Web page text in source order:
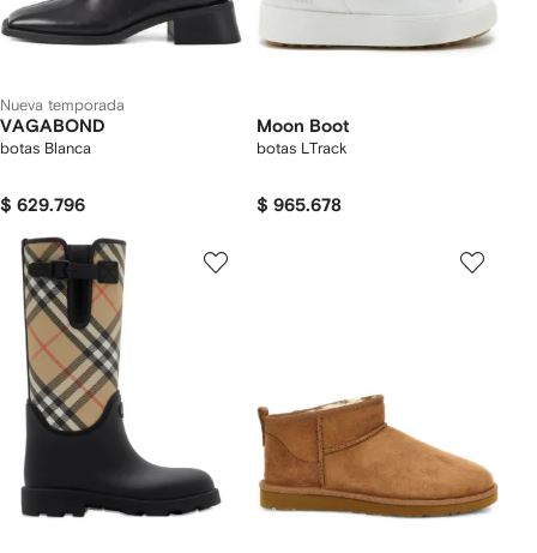
Nueva temporada
VAGABOND
botas Blanca
$ 629.796
Moon Boot
botas LTrack
$ 965.678